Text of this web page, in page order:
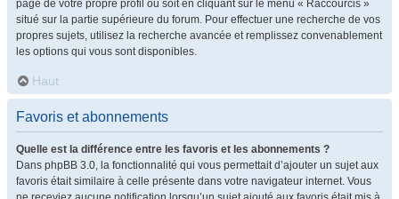
page de votre propre profil ou soit en cliquant sur le menu « Raccourcis »
situé sur la partie supérieure du forum. Pour effectuer une recherche de vos
propres sujets, utilisez la recherche avancée et remplissez convenablement
les options qui vous sont disponibles.
Haut
Favoris et abonnements
Quelle est la différence entre les favoris et les abonnements ?
Dans phpBB 3.0, la fonctionnalité qui vous permettait d’ajouter un sujet aux
favoris était similaire à celle présente dans votre navigateur internet. Vous